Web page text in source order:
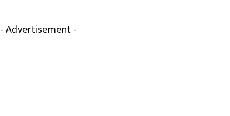
- Advertisement -